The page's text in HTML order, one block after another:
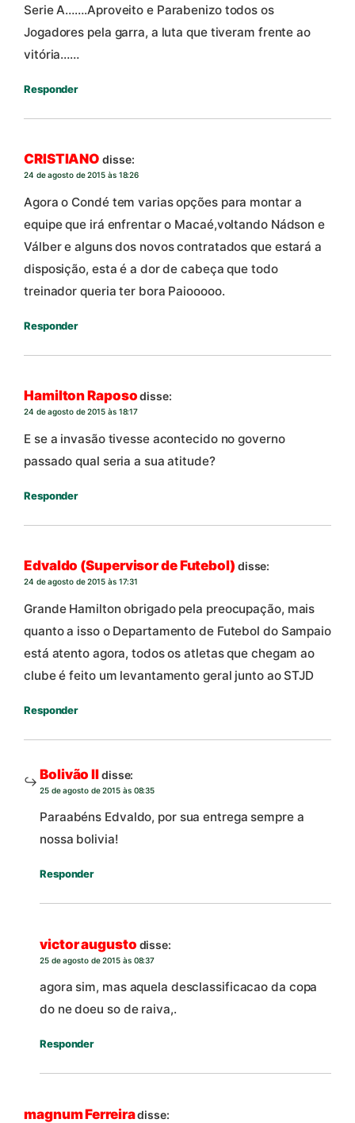
Serie A…….Aproveito e Parabenizo todos os
Jogadores pela garra, a luta que tiveram frente ao
vitória……
Responder
CRISTIANO disse:
24 de agosto de 2015 às 18:26
Agora o Condé tem varias opções para montar a
equipe que irá enfrentar o Macaé,voltando Nádson e
Válber e alguns dos novos contratados que estará a
disposição, esta é a dor de cabeça que todo
treinador queria ter bora Paiooooo.
Responder
Hamilton Raposo disse:
24 de agosto de 2015 às 18:17
E se a invasão tivesse acontecido no governo
passado qual seria a sua atitude?
Responder
Edvaldo (Supervisor de Futebol) disse:
24 de agosto de 2015 às 17:31
Grande Hamilton obrigado pela preocupação, mais
quanto a isso o Departamento de Futebol do Sampaio
está atento agora, todos os atletas que chegam ao
clube é feito um levantamento geral junto ao STJD
Responder
Bolivão IIdisse:
25 de agosto de 2015 às 08:35
Paraabéns Edvaldo, por sua entrega sempre a
nossa bolivia!
Responder
victor augusto disse:
25 de agosto de 2015 às 08:37
agora sim, mas aquela desclassificacao da copa
do ne doeu so de raiva,.
Responder
magnum Ferreiradisse: